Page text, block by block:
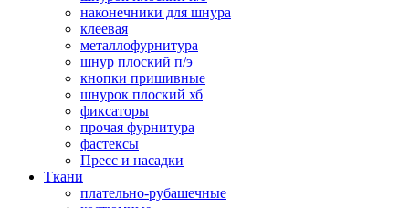
наконечники для шнура
клеевая
металлофурнитура
шнур плоский п/э
кнопки пришивные
шнурок плоский хб
фиксаторы
прочая фурнитура
фастексы
Пресс и насадки
Ткани
плательно-рубашечные